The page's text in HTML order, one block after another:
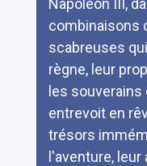
Napoléon III,
combinaisons
scabreuses
règne, leur
les souverains
entrevoit en
trésors
l'aventure, leur